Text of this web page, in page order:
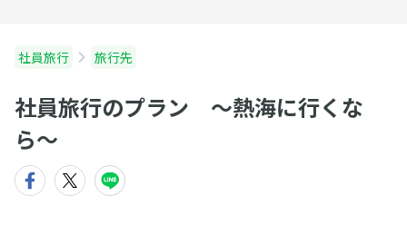
社員旅行 旅行先
社員旅行のプラン 〜熱海に行くな
ら〜